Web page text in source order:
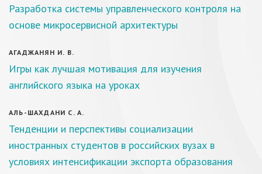
Разработка системы управленческого контроля на
основе микросервисной архитектуры
АГАДЖАНЯН И. В.
Игры как лучшая мотивация для изучения
английского языка на уроках
АЛЬ-ШАХДАНИ С. А.
Тенденции и перспективы социализации
иностранных студентов в российских вузах в
условиях интенсификации экспорта образования